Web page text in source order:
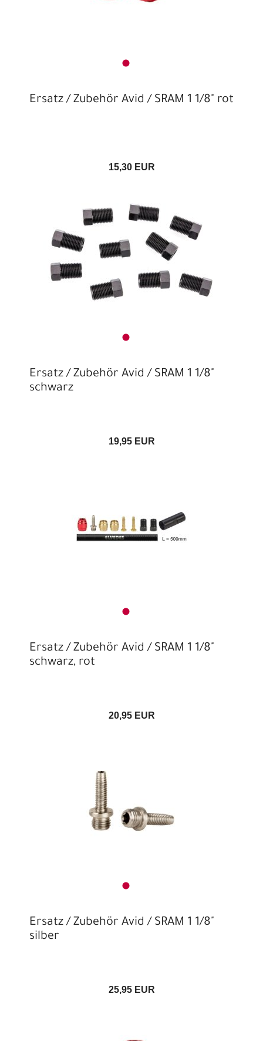
Ersatz / Zubehör Avid / SRAM 1 1/8" rot
15,30 EUR
Ersatz / Zubehör Avid / SRAM 1 1/8"
schwarz
19,95 EUR
Ersatz / Zubehör Avid / SRAM 1 1/8"
schwarz, rot
20,95 EUR
Ersatz / Zubehör Avid / SRAM 1 1/8"
silber
25,95 EUR